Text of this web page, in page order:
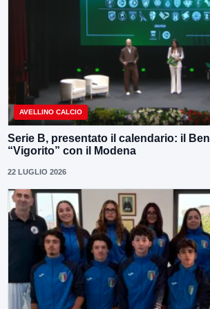
AVELLINO CALCIO
Serie B, presentato il calendario: il
“Vigorito” con il Modena
22 LUGLIO 2026